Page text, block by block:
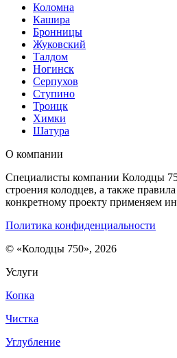
Коломна
Кашира
Бронницы
Жуковский
Талдом
Ногинск
Серпухов
Ступино
Троицк
Химки
Шатура
О компании
Специалисты компании Колодцы
строения колодцев, а также
конкретному проекту применяем
Политика конфиденциальности
© «Колодцы 750», 2026
Услуги
Копка
Чистка
Углубление